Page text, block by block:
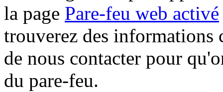
la page Pare-feu web activé
trouverez des informations
de nous contacter pour
du pare-feu.